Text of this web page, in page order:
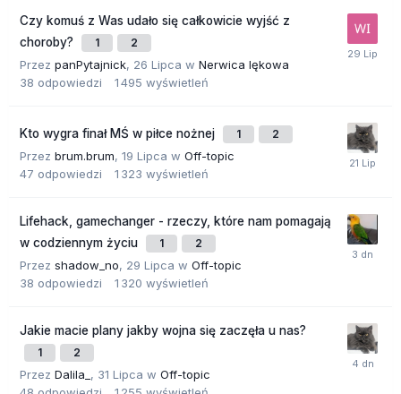
Czy komuś z Was udało się całkowicie wyjść z
choroby?
1 2
Przez panPytajnick, 26 Lipca w Nerwica lękowa
38 odpowiedzi 1 495 wyświetleń
Kto wygra finał MŚ w piłce nożnej 1 2
Przez brum.brum, 19 Lipca w Off-topic
47 odpowiedzi 1 323 wyświetleń
Lifehack, gamechanger - rzeczy, które nam pomagają
w codziennym życiu
1 2
Przez shadow_no, 29 Lipca w Off-topic
38 odpowiedzi 1 320 wyświetleń
Jakie macie plany jakby wojna się zaczęła u nas?
1 2
Przez Dalila_ , 31 Lipca w Off-topic